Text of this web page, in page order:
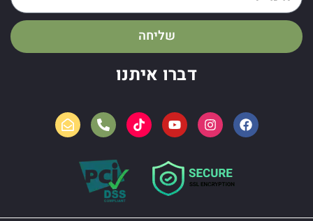
שליחה
דברו איתנו